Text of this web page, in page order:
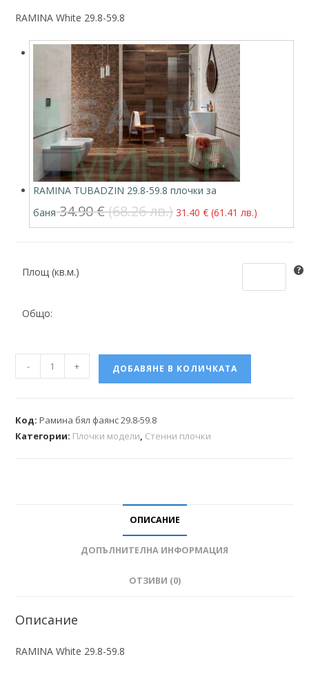
RAMINA White 29.8-59.8
RAMINA TUBADZIN 29.8-59.8 плочки за
баня34.90€(68.26 лв.) 31.40€ (61.41 лв.)
Площ (кв.м.)
Общо:
- + ДОБАВЯНЕ В КОЛИЧКАТА
Код:Рамина бял фаянс 29.8-59.8
Категории: Плочки модели, Стенни плочки
ОПИСАНИЕ
ДОПЪЛНИТЕЛНА ИНФОРМАЦИЯ
ОТЗИВИ (0)
Описание
RAMINA White 29.8-59.8